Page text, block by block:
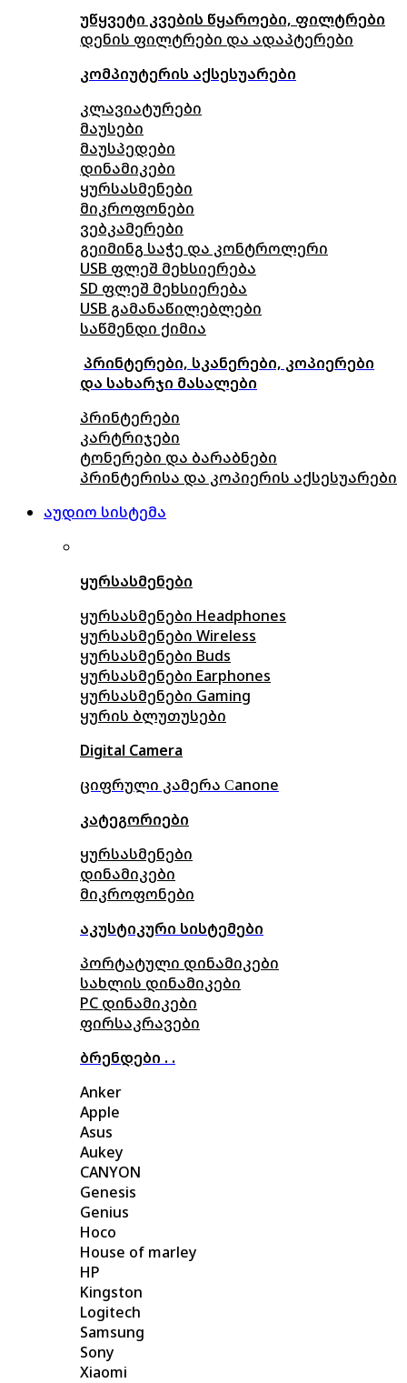
უწყვეტი კვების წყაროები, ფილტრები
დენის ფილტრები და ადაპტერები
კომპიუტერის აქსესუარები
კლავიატურები
მაუსები
მაუსპედები
დინამიკები
ყურსასმენები
მიკროფონები
ვებკამერები
გეიმინგ საჭე და კონტროლერი
USB ფლეშ მეხსიერება
SD ფლეშ მეხსიერება
USB გამანაწილებლები
საწმენდი ქიმია
პრინტერები, სკანერები, კოპიერები
და სახარჯი მასალები
პრინტერები
კარტრიჯები
ტონერები და ბარაბნები
პრინტერისა და კოპიერის აქსესუარები
აუდიო სისტემა
ყურსასმენები
ყურსასმენები Headphones
ყურსასმენები Wireless
ყურსასმენები Buds
ყურსასმენები Earphones
ყურსასმენები Gaming
ყურის ბლუთუსები
Digital Camera
ციფრული კამერა Сanone
კატეგორიები
ყურსასმენები
დინამიკები
მიკროფონები
აკუსტიკური სისტემები
პორტატული დინამიკები
სახლის დინამიკები
PC დინამიკები
ფირსაკრავები
ბრენდები . .
Anker
Apple
Asus
Aukey
CANYON
Genesis
Genius
Hoco
House of marley
HP
Kingston
Logitech
Samsung
Sony
Xiaomi